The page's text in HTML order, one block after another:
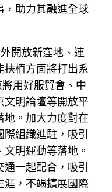
，助力其融進全球
開放新窪地、連
扶植方面將打出系
用好服貿會、中
文明論壇等開放平
地。加大力度對在
組織進駐，吸引
明運動等落地。
一起配合，吸引
涯，不竭擴展國際